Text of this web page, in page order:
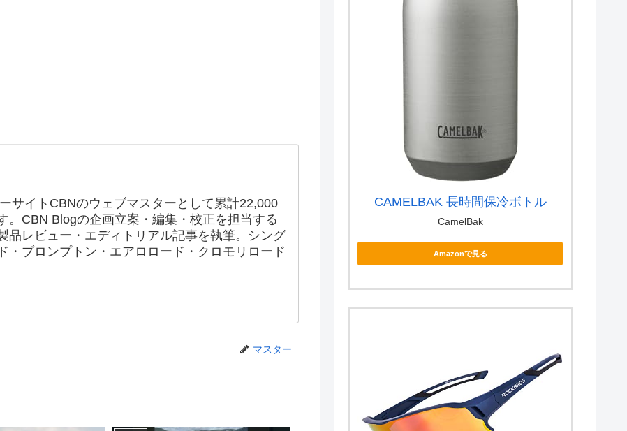
サイトCBNのウェブマスターとして累計22,000
。CBN Blogの企画立案・編集・校正を担当する
品レビュー・エディトリアル記事を執筆。シング
・ブロンプトン・エアロロード・クロモリロード
マスター
CAMELBAK 長時間保冷ボトル
CamelBak
Amazonで見る